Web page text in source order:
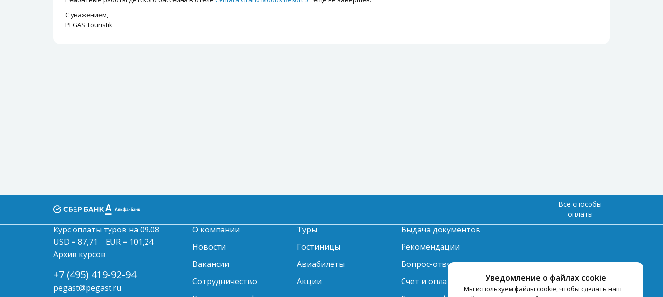
С уважением,
PEGAS Touristik
Уведомление о файлах cookie
Мы используем файлы cookie, чтобы сделать наш
Все способы
оплаты
Курс оплаты туров на 09.08
USD = 87,71
EUR = 101,24
Архив курсов
+7 (495) 419-92-94
pegast@pegast.ru
О компании
Новости
Вакансии
Сотрудничество
Туры
Гостиницы
Авиабилеты
Акции
Выдача документов
Рекомендации
Вопрос-ответ
Счет и оплата